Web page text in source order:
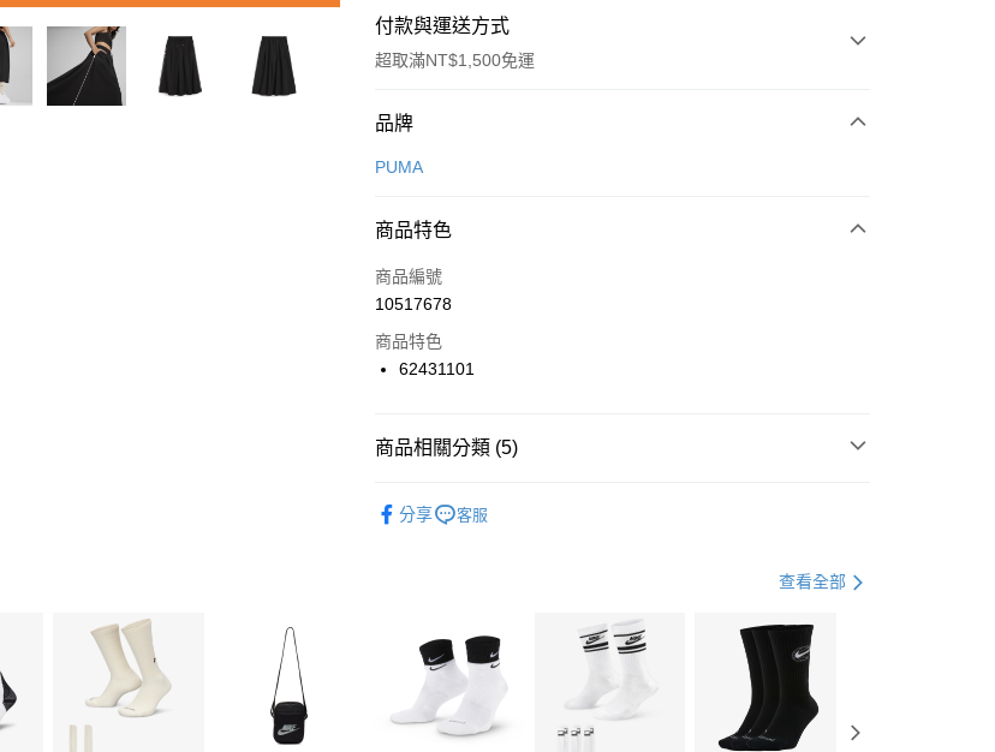
付款與運送方式
超取滿NT$1,500免運
付款方式
信用卡一次付款
合作金庫商業銀行
華南商業銀行
上海商業儲蓄銀行
國泰世華商業銀行
聯邦商業銀行
台新國際商業銀行
LINE Pay
Apple Pay
【關於「AFTEE先享後付」】
３．安心：先確認商品／服務後，再付款。
【「AFTEE先享後付」結帳流程】
１．於結帳方式選擇「AFTEE先享後付」後，將跳轉至「AFTEE先享後
付」結帳頁面，進行簡訊認證並確認金額後，即可完成結帳。
２．訂單成立數日內，您將收到繳費通知簡訊。
每筆NT$100，滿NT$1,500(含以上)免運費
每筆NT$100，滿NT$1,500(含以上)免運費
品牌
PUMA
商品特色
商品編號
10517678
商品特色
62431101
商品相關分類 (5)
促銷活動 PUMA指定商品｜1件5折 2件4折
分享 客服
查看全部